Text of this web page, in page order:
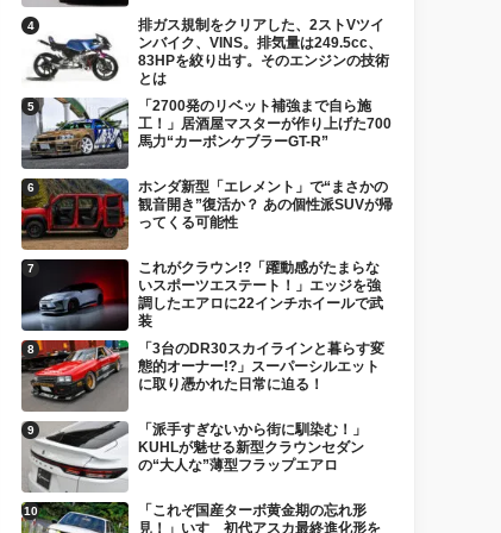
排ガス規制をクリアした、2ストVツイ
ンバイク、VINS。排気量は249.5cc、
83HPを絞り出す。そのエンジンの技術
とは
「2700発のリベット補強まで自ら施
工！」居酒屋マスターが作り上げた700
馬力“カーボンケブラーGT-R”
ホンダ新型「エレメント」で“まさかの
観音開き”復活か？ あの個性派SUVが帰
ってくる可能性
これがクラウン!?「躍動感がたまらな
いスポーツエステート！」エッジを強
調したエアロに22インチホイールで武
装
「3台のDR30スカイラインと暮らす変
態的オーナー!?」スーパーシルエット
に取り憑かれた日常に迫る！
「派手すぎないから街に馴染む！」
KUHLが魅せる新型クラウンセダン
の“大人な”薄型フラップエアロ
「これぞ国産ターボ黄金期の忘れ形
見！」いすゞ初代アスカ最終進化形を